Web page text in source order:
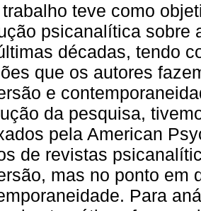
teve como
psicanalítica sobre
décadas, tendo
que os autores
e
da pesquisa,
pela American
de revistas
mas no ponto em
Para